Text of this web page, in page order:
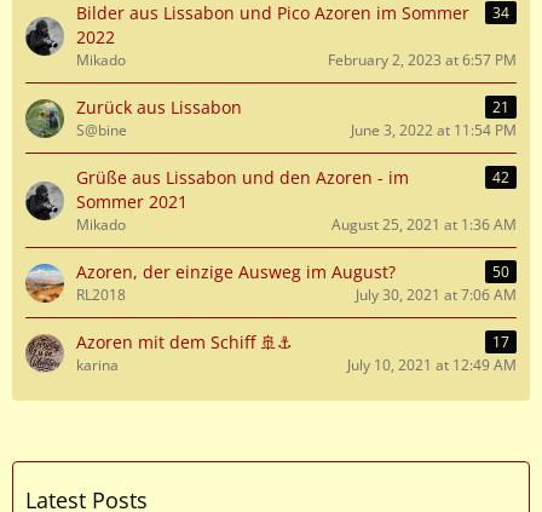
Bilder aus Lissabon und Pico Azoren im Sommer
2022
34
Mikado February 2, 2023 at 6:57 PM
Zurück aus Lissabon
21
S@bine
June 3, 2022 at 11:54 PM
Grüße aus Lissabon und den Azoren - im
Sommer 2021
42
Mikado August 25, 2021 at 1:36 AM
Azoren, der einzige Ausweg im August?
50
RL2018
July 30, 2021 at 7:06 AM
Azoren mit dem Schiff 🚢⚓️
17
karina
July 10, 2021 at 12:49 AM
Latest Posts